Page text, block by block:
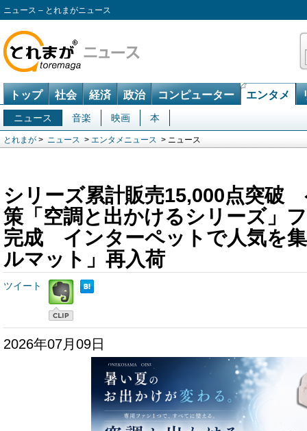
ニュース – とれまがニュース
トップ 社会 経済 政治 コンピューター エンタメ
ニュース 音楽 映画 本
とれまが > ニュース > エンタメニュース > ニュース
シリーズ累計販売15,000点突破
策「空調と出かけるシリーズ」
完成 インターペットで人気を
ルマット」再入荷
ツイート
2026年07月09日